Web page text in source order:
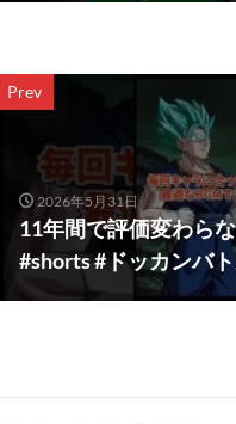
Prev
2026年5月31日
11年間で評価変わら
#shorts #ドッカンバ